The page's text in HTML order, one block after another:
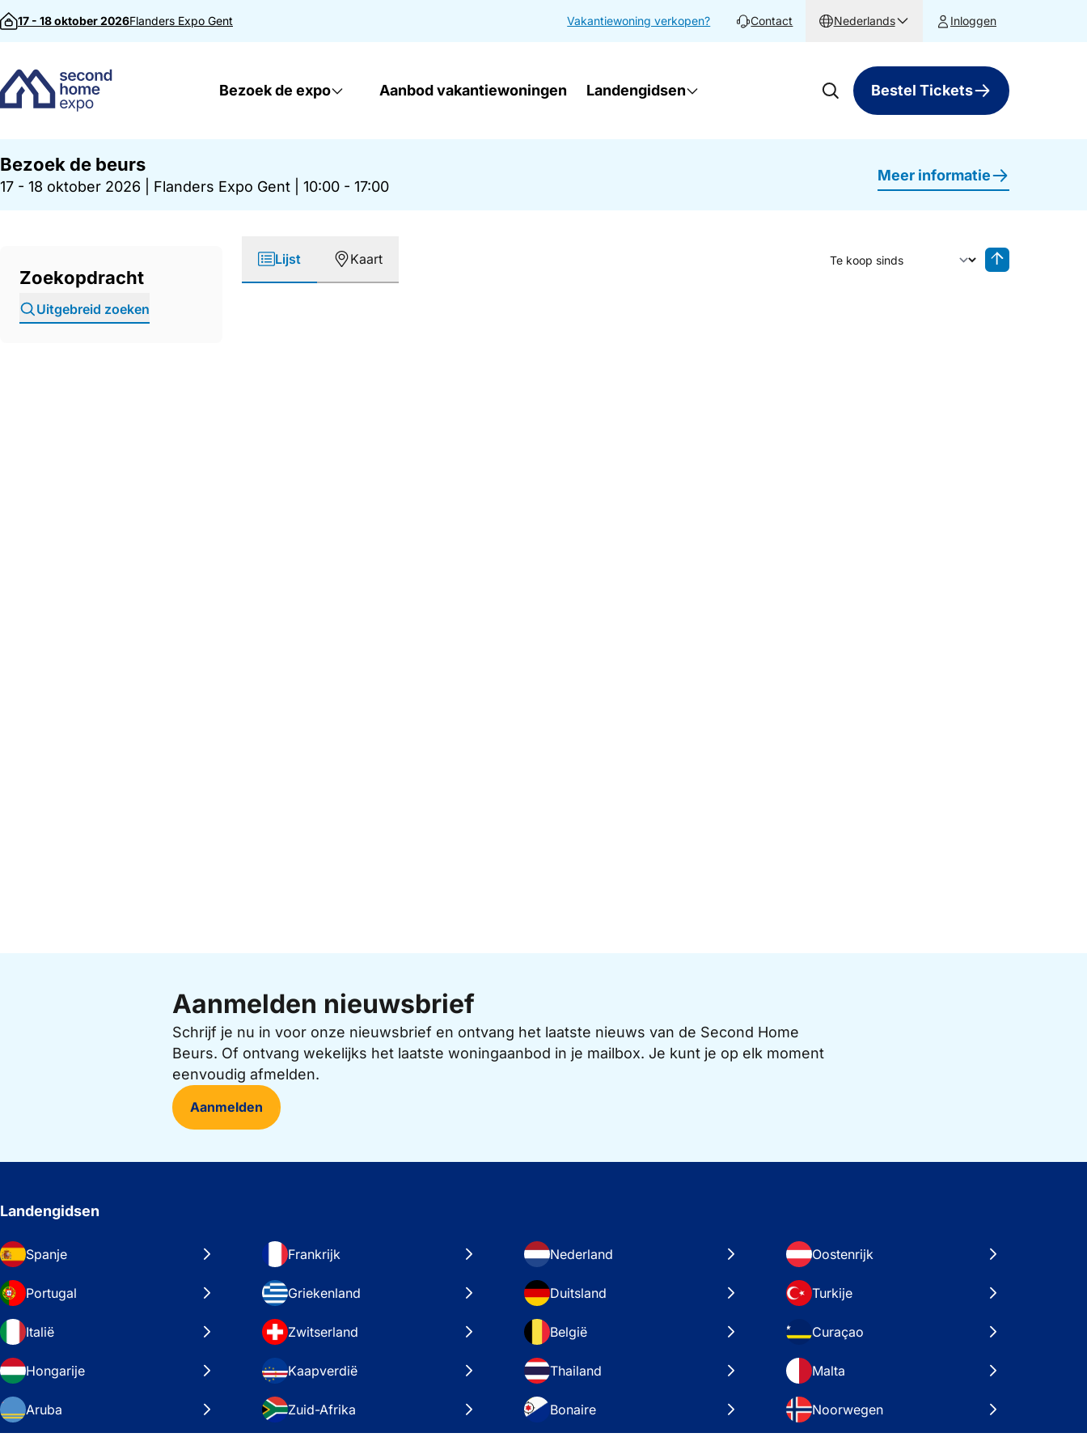
Direct naar inhoud
17 - 18 oktober 2026Flanders Expo Gent Vakantiewoning verkopen? Contact Nederlands Inloggen
Bezoek de expo Aanbod vakantiewoningen Landengidsen Bestel Tickets
Bezoek de beurs
17 - 18 oktober 2026 Flanders Expo Gent 10:00 - 17:00
Meer informatie
Zoekopdracht
Uitgebreid zoeken
Lijst Kaart
Sorteer op
Aanmelden nieuwsbrief
Schrijf je nu in voor onze nieuwsbrief en ontvang het laatste nieuws van de Second Home
Beurs. Of ontvang wekelijks het laatste woningaanbod in je mailbox. Je kunt je op elk moment
eenvoudig afmelden.
Aanmelden
Landengidsen
Spanje Frankrijk Nederland Oostenrijk
Portugal Griekenland Duitsland Turkije
Italië Zwitserland België Curaçao
Hongarije Kaapverdië Thailand Malta
Aruba Zuid-Afrika Bonaire Noorwegen